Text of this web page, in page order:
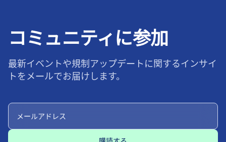
コミュニティに参加
最新イベントや規制アップデートに関するインサイ
トをメールでお届けします。